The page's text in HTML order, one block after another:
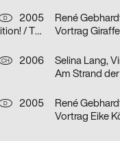
D
2005
Gehorche Deiner Intuition! / Traue Deinem Reflex!
Vortrag
CH
2006
Am Strand
D
2005
Vortrag Eike